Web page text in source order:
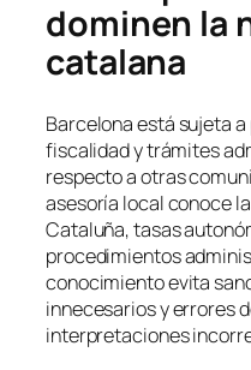
dominen la
catalana
Barcelona está sujeta
fiscalidad y trámites
respecto a otras
asesoría local conoce
Cataluña, tasas
procedimientos
conocimiento evita
innecesarios y errores
interpretaciones